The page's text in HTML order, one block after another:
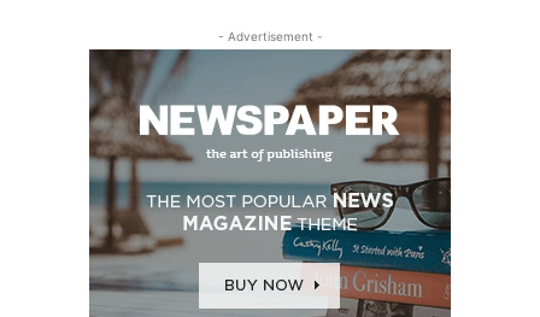
- Advertisement -